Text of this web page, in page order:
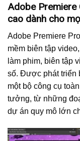
Adobe Premiere
cao dành cho
Adobe Premiere
mềm biên tập
làm phim, biên tập
số. Được phát triển
một bộ công cụ
tưởng, từ những
dự án quy mô lớn